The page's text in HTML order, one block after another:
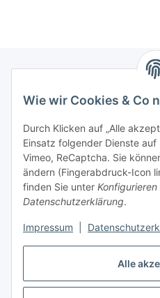
Alle
Wie wir Cookies & Co
Durch Klicken auf „Alle
Einsatz folgender Dienste auf
Vimeo, ReCaptcha. Sie
ändern (Fingerabdruck-Icon
finden Sie unter Konfigurieren
Datenschutzerklärung.
Impressum
Zahlungsmöglichkeiten
Versandinformationen
Gesetzliche Informationen